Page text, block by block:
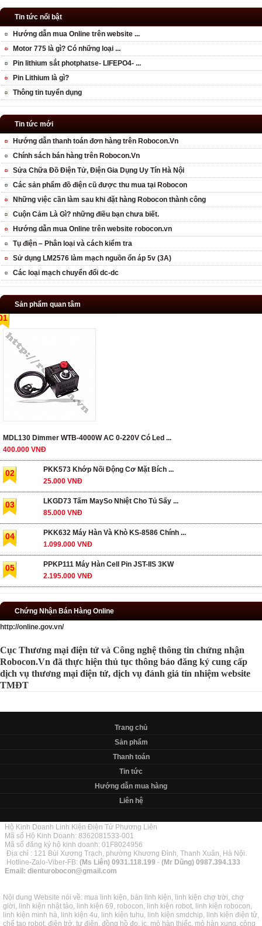
Tin tức nổi bật
Hướng dẫn mua Online trên website ...
Motor 775 là gì? Có những loại ...
Pin lithium sắt photphatse- LIFEPO4- ...
Pin Lithium là gì?
Thông tin tuyển dụng
Tin tức mới
Hướng dẫn thanh toán đơn hàng trên Robocon.Vn
Chính sách bán hàng trên Robocon.Vn
Sửa Chữa Đồ Điện Tử, Điện Gia Dụng Uy Tín Hà Nội
Các sản phẩm đồ điện cũ được thu mua tại Robocon
Những việc cần làm sau khi đặt hàng Robocon thành công
Cuộn Cảm Là Gì? những điều bạn chưa biết.
Hướng dẫn mua Online trên website robocon.vn
Tụ điện – Phân loại và cách kiểm tra
Sử dụng LM2576 làm mạch nguồn ổn áp 5v (3A)
Các loại mạch chuyển đổi dc-dc
Sản phẩm quan tâm
MDL130 Dimmer WTB-4000W AC 0-220V Có Led ...
400.000 VNĐ
02
PKK573 Khớp Nối Động Cơ Mặt Bích ...
25.000 VNĐ
03
LKGD73 Tấm MaySo Nhiệt Cho Tủ Sấy ...
85.000 VNĐ
04
PKK632 Máy Hàn Và Khò KS-8586 Chính ...
1.099.000 VNĐ
05
PPKP111 Máy Hàn Cell Pin JST-IIS 3KW
2.195.000 VNĐ
Chứng Nhận Bán Hàng Online
http://online.gov.vn/
Cục Thương mại điện tử và Công nghệ thông tin chứng nhận
Robocon.Vn đã thực hiện thủ tục thông báo đăng ký cung cấp
dịch vụ thương mại điện tử, dịch vụ đánh giá tín nhiệm website
TMĐT
Trang chủ
Sản phẩm
Thanh toán
Tin tức
Hướng dẫn mua hàng
Liên hệ
Hộ Kinh Doanh Linh Kiện Điện Tử Phương Liên
Mã số Hộ Kinh Doanh: 8362081533-001
Mã số đăng ký hộ kinh doanh: 01F8024956
Địa chỉ : 121 Bùi Xương Trạch, phường Khương Đình, Thanh Xuân, Hà Nội.
Hotline-Zalo-Viber-FB: (Ms Liên) 0931.118.199 - (Mr Dũng) 0987.394.133
Email: dienturobocon@gmail.com
Nội dung Website nói về: mua linh kiện, bán linh kiện, linh kiện chợ trời, chợ
giời, linh kiện nhật tảo, linh kiện 69, robocon, linh kiện robot, linh kiện robocon,
linh kiện minh hà, linh kiện 4u, linh kiện tuhu, linh kiện smdchip, linh kiện điện tử,
chế tạo robot, điện trở, tự điện, đồng hồ đo, ic, mỏ hàn thiếc, mỏ hàn xung, công